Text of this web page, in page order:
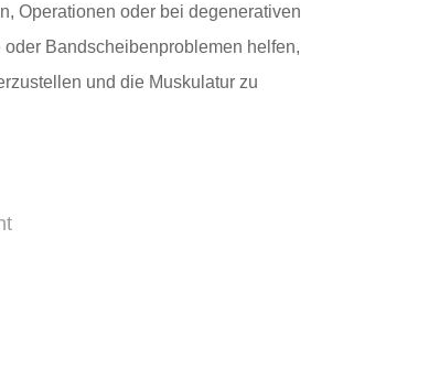
Operationen oder bei degenerativen
Bandscheibenproblemen helfen,
und die Muskulatur zu